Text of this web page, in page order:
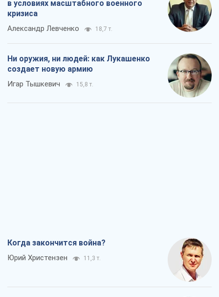
в условиях масштабного военного
кризиса
Александр Левченко 18,7 т.
Ни оружия, ни людей: как Лукашенко
создает новую армию
Игар Тышкевич 15,8 т.
Когда закончится война?
Юрий Христензен 11,3 т.